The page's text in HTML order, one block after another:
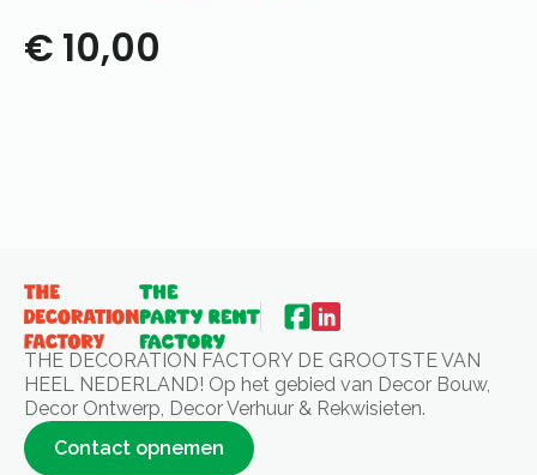
€ 10,00
THE DECORATION FACTORY DE GROOTSTE VAN
HEEL NEDERLAND! Op het gebied van Decor Bouw,
Decor Ontwerp, Decor Verhuur & Rekwisieten.
Contact opnemen